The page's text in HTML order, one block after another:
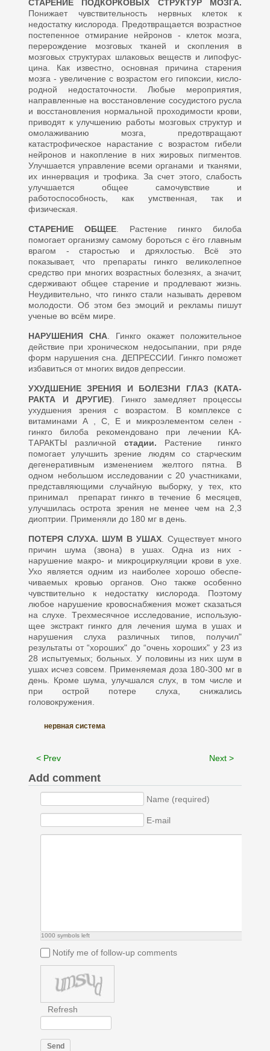
СТАРЕНИЕ ПОДКОРКОВЫХ СТРУКТУР МОЗГА.
Понижает чувствительность нервных клеток к
недостатку кислорода. Предотв­ращается возрастное
постепенное отмирание нейронов - клеток моз­га,
перерождение мозговых тканей и скопления в
мозговых структу­рах шлаковых веществ и липофус­
цина. Как известно, основная при­чина старения
мозга - увеличение с возрастом его гипоксии, кисло­
родной недостаточности. Любые мероприятия,
направленные на восстановление сосудистого русла
и восстановления нормальной проходимости крови,
приводят к улучшению работы мозговых структур и
омолаживанию мозга, предотвращают
катастрофичес­кое нарастание с возрастом гибели
нейронов и накопление в них жировых пигментов.
Улучшается управление всеми органами и тканями,
их иннервация и трофи­ка. За счет этого, слабость
улучшается общее самочувствие и
работоспособность, как ум­ственная, так и
физическая.
СТАРЕНИЕ ОБЩЕЕ. Растение гинкго билоба
помогает организму самому бороться с ёго главным
врагом - старостью и дряхлостью. Всё это
показывает, что препараты гинкго великолеп­ное
средство при многих возраст­ных болезнях, а значит,
сдержива­ют общее старение и продлевают жизнь.
Неудивительно, что гинкго стали называть деревом
молодости. Об этом без эмоций и рекламы пишут
ученые во всём мире.
НАРУШЕНИЯ СНА. Гинкго окажет положительное
действие при хроническом недосыпании, при ряде
форм нарушения сна. ДЕПРЕССИИ. Гинкго поможет
избавиться от многих видов деп­рессии.
УХУДШЕНИЕ ЗРЕНИЯ И БОЛЕЗНИ ГЛАЗ (КАТА­
РАКТА И ДРУГИЕ) . Гинкго замедляет процессы
ухудшения зрения с возрастом. В комплексе с
витаминами А , С, Е и микро­элементом селен -
гинкго билоба рекомендовано при лечении КА­
ТАРАКТЫ различной стадии. Растение гинкго
помогает улучшить зрение людям со старческим
дегенеративным изменением желтого пятна. В
одном небольшом исследовании с 20 участниками,
представляющими случайную вы­борку, у тех, кто
принимал препа­рат гинкго в течение 6 месяцев,
улучшилась острота зрения не ме­нее чем на 2,3
диоптрии. Приме­няли до 180 мг в день.
ПОТЕРЯ СЛУХА. ШУМ В УШАХ . Существует много
причин шума (звона) в ушах. Одна из них -
нарушение макро- и микроциркуля­ции крови в ухе.
Ухо является од­ним из наиболее хорошо обеспе­
чиваемых кровью органов. Оно также особенно
чувствительно к недостатку кислорода. Поэтому
любое нарушение кровоснабжения может сказаться
на слухе. Tрехмесячное исследование, использую­
щее экстракт гинкго для лечения шума в ушах и
нарушения слуха различных типов, получил"
результаты от “хороших" до “очень хороших" у 23 из
28 испытуемых; боль­ных. У половины из них шум в
ушах исчез совсем. Применяемая доза 180-300 мг в
день. Кроме шума, улучшался слух, в том чис­ле и
при острой потере слуха, сни­жались
головокружения.
нервная система
< Prev Next >
Add comment
Name (required)
E-mail
1000 symbols left
Notify me of follow-up comments
Refresh
Send